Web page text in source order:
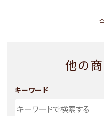
他の
キーワード